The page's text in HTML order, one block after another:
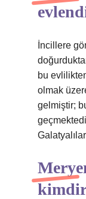
İncillere
bu
olmak
gelmiştir;